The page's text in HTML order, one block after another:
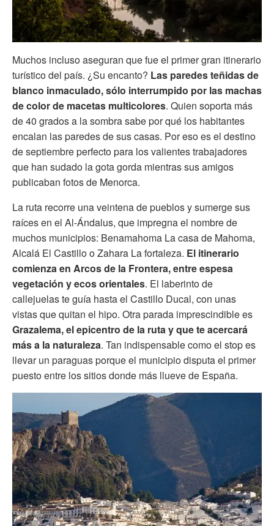
Muchos incluso aseguran que fue el primer gran itinerario
turístico del país. ¿Su encanto? Las paredes teñidas de
blanco inmaculado, sólo interrumpido por las machas
de color de macetas multicolores. Quien soporta más
de 40 grados a la sombra sabe por qué los habitantes
encalan las paredes de sus casas. Por eso es el destino
de septiembre perfecto para los valientes trabajadores
que han sudado la gota gorda mientras sus amigos
publicaban fotos de Menorca.
La ruta recorre una veintena de pueblos y sumerge sus
raíces en el Al-Ándalus, que impregna el nombre de
muchos municipios: Benamahoma La casa de Mahoma,
Alcalá El Castillo o Zahara La fortaleza. El itinerario
comienza en Arcos de la Frontera, entre espesa
vegetación y ecos orientales. El laberinto de
callejuelas te guía hasta el Castillo Ducal, con unas
vistas que quitan el hipo. Otra parada imprescindible es
Grazalema, el epicentro de la ruta y que te acercará
más a la naturaleza. Tan indispensable como el stop es
llevar un paraguas porque el municipio disputa el primer
puesto entre los sitios donde más llueve de España.